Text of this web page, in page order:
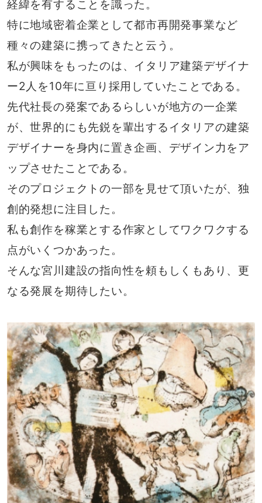
経緯を有することを識った。
特に地域密着企業として都市再開発事業など
種々の建築に携ってきたと云う。
私が興味をもったのは、イタリア建築デザイナ
ー2人を10年に亘り採用していたことである。
先代社長の発案であるらしいが地方の一企業
が、世界的にも先鋭を輩出するイタリアの建築
デザイナーを身内に置き企画、デザイン力をア
ップさせたことである。
そのプロジェクトの一部を見せて頂いたが、独
創的発想に注目した。
私も創作を稼業とする作家としてワクワクする
点がいくつかあった。
そんな宮川建設の指向性を頼もしくもあり、更
なる発展を期待したい。